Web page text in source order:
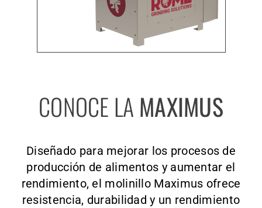
CONOCE LA MAXIMUS
Diseñado para mejorar los procesos de
producción de alimentos y aumentar el
rendimiento, el molinillo Maximus ofrece
resistencia, durabilidad y un rendimiento